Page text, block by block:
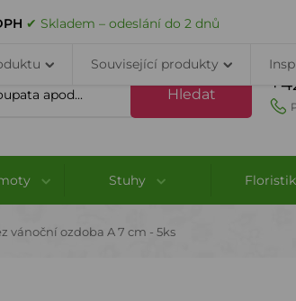
DOPRAVA A PLATBA PORADNA
Hledat
Stuhy
vánoční ozdoba A 7 cm - 5ks
✔ Skladem – odeslání do 2 dnů
Související produkty